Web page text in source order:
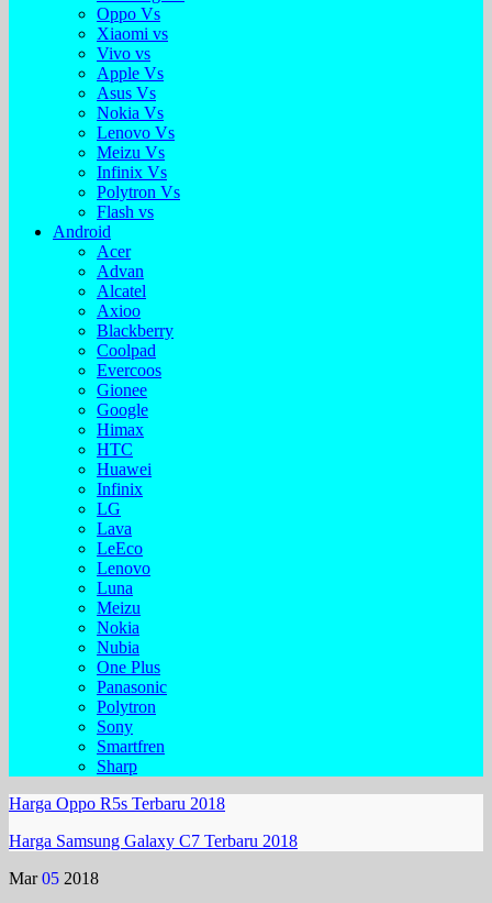
Oppo Vs
Xiaomi vs
Vivo vs
Apple Vs
Asus Vs
Nokia Vs
Lenovo Vs
Meizu Vs
Infinix Vs
Polytron Vs
Flash vs
Android
Acer
Advan
Alcatel
Axioo
Blackberry
Coolpad
Evercoos
Gionee
Google
Himax
HTC
Huawei
Infinix
LG
Lava
LeEco
Lenovo
Luna
Meizu
Nokia
Nubia
One Plus
Panasonic
Polytron
Sony
Smartfren
Sharp
Harga Oppo R5s Terbaru 2018
Harga Samsung Galaxy C7 Terbaru 2018
Mar 05 2018